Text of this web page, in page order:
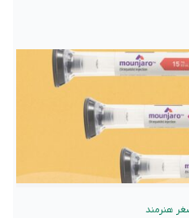
هنرمند